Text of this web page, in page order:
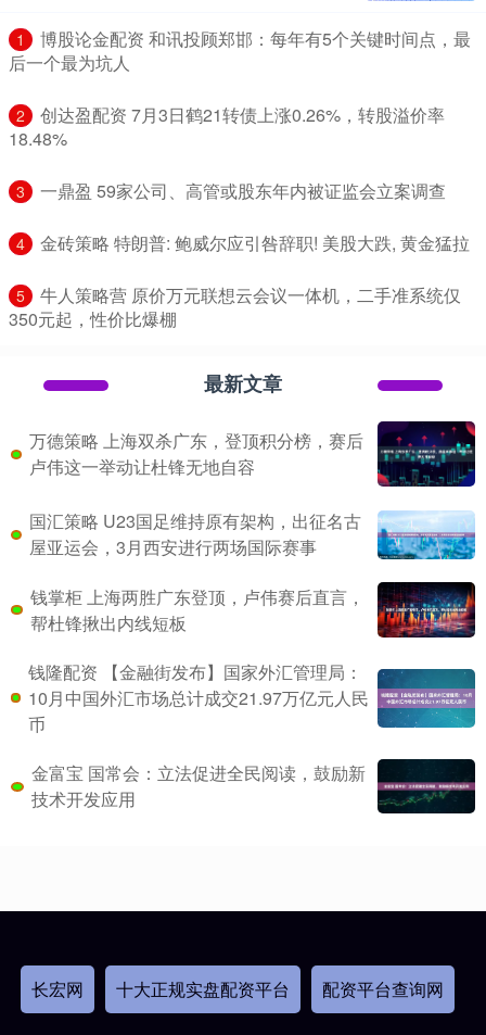
1
​博股论金配资 和讯投顾郑邯：每年有5个关键时间点，最
后一个最为坑人
2
​创达盈配资 7月3日鹤21转债上涨0.26%，转股溢价率
18.48%
3 ​一鼎盈 59家公司、高管或股东年内被证监会立案调查
4 ​金砖策略 特朗普: 鲍威尔应引咎辞职! 美股大跌, 黄金猛拉
5
​牛人策略营 原价万元联想云会议一体机，二手准系统仅
350元起，性价比爆棚
最新文章
万德策略 上海双杀广东，登顶积分榜，赛后
卢伟这一举动让杜锋无地自容
国汇策略 U23国足维持原有架构，出征名古
屋亚运会，3月西安进行两场国际赛事
钱掌柜 上海两胜广东登顶，卢伟赛后直言，
帮杜锋揪出内线短板
钱隆配资 【金融街发布】国家外汇管理局：
10月中国外汇市场总计成交21.97万亿元人民
币
金富宝 国常会：立法促进全民阅读，鼓励新
技术开发应用
长宏网 十大正规实盘配资平台 配资平台查询网